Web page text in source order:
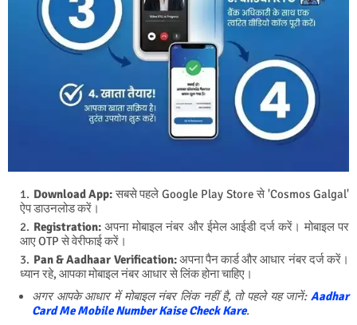
Download App:सबसे पहले Google Play Store से 'Cosmos Galgal'
ऐप डाउनलोड करें।
Registration: अपना मोबाइल नंबर और ईमेल आईडी दर्ज करें। मोबाइल पर
आए OTP से वेरीफाई करें।
Pan & Aadhaar Verification:अपना पैन कार्ड और आधार नंबर दर्ज करें।
ध्यान रहे, आपका मोबाइल नंबर आधार से लिंक होना चाहिए।
अगर आपके आधार में मोबाइल नंबर लिंक नहीं है, तो पहले यह जानें: Aadhar
Card Me Mobile Number Kaise Check Kare.